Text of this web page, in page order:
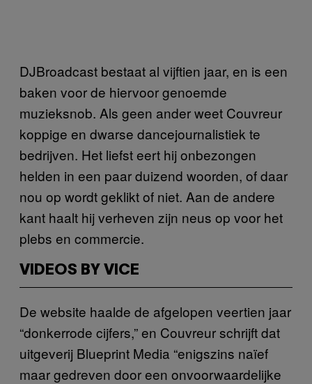
DJBroadcast bestaat al vijftien jaar, en is een
baken voor de hiervoor genoemde
muzieksnob. Als geen ander weet Couvreur
koppige en dwarse dancejournalistiek te
bedrijven. Het liefst eert hij onbezongen
helden in een paar duizend woorden, of daar
nou op wordt geklikt of niet. Aan de andere
kant haalt hij verheven zijn neus op voor het
plebs en commercie.
VIDEOS BY VICE
De website haalde de afgelopen veertien jaar
“donkerrode cijfers,” en Couvreur schrijft dat
uitgeverij Blueprint Media “enigszins naïef
maar gedreven door een onvoorwaardelijke